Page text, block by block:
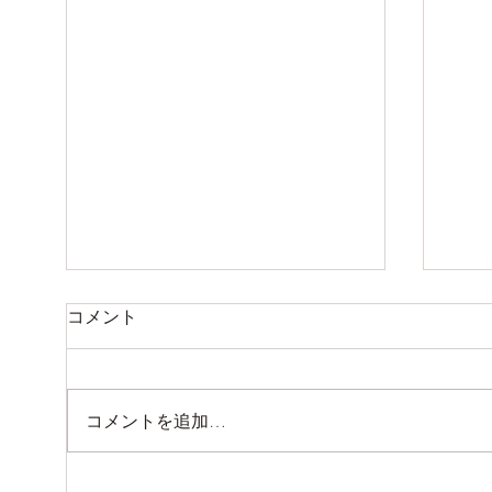
夏季休業のお知らせ
8月9日（日曜）から14日（金
（土曜）より通常営業いたしま
す。。。
お
7月
コメント
コメントを追加…